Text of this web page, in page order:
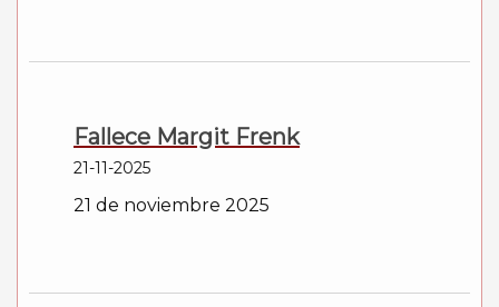
Fallece Margit Frenk
21-11-2025
21 de noviembre 2025